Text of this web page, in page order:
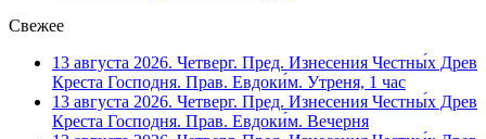
Свежее
13 августа 2026. Четверг. Пред. Изнесения Честны́х Древ
Креста Господня. Прав. Евдоки́м. Утреня, 1 час
13 августа 2026. Четверг. Пред. Изнесения Честны́х Древ
Креста Господня. Прав. Евдоки́м. Вечерня